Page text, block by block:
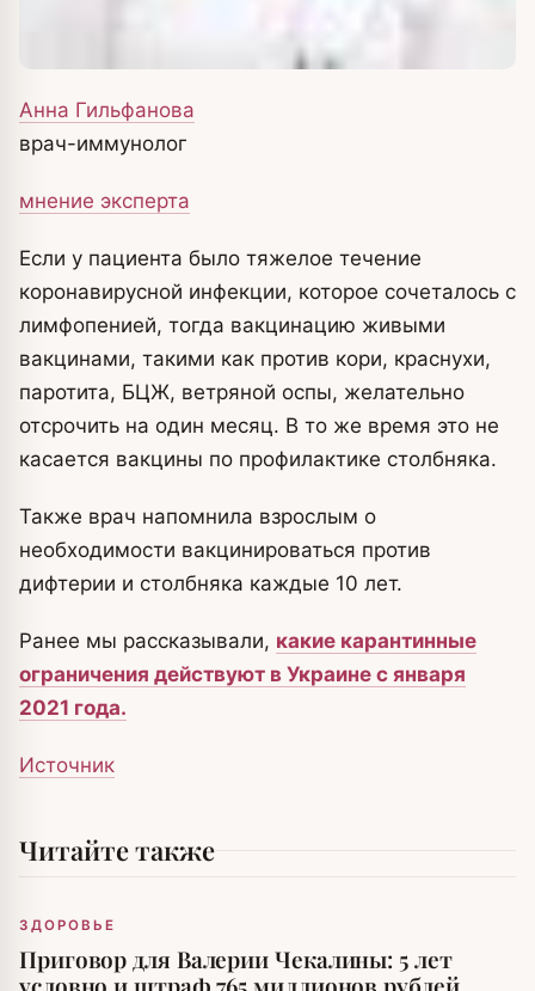
Анна Гильфанова
врач-иммунолог
мнение эксперта
Если у пациента было тяжелое течение
коронавирусной инфекции, которое сочеталось с
лимфопенией, тогда вакцинацию живыми
вакцинами, такими как против кори, краснухи,
паротита, БЦЖ, ветряной оспы, желательно
отсрочить на один месяц. В то же время это не
касается вакцины по профилактике столбняка.
Также врач напомнила взрослым о
необходимости вакцинироваться против
дифтерии и столбняка каждые 10 лет.
Ранее мы рассказывали, какие карантинные
ограничения действуют в Украине с января
2021 года.
Источник
Читайте также
ЗДОРОВЬЕ
Приговор для Валерии Чекалины: 5 лет
условно и штраф 765 миллионов рублей